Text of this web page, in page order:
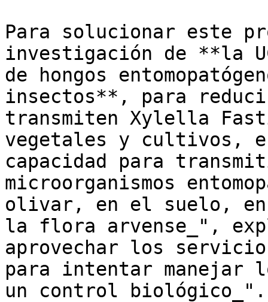
Para solucionar este
investigación de **la
de hongos
insectos**, para
transmiten Xylella
vegetales y cultivos,
capacidad para
microorganismos
olivar, en el suelo,
la flora arvense_",
aprovechar los
para intentar manejar
un control biológico_".